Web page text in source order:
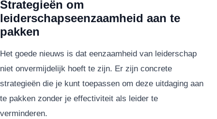
Strategieën om
leiderschapseenzaamheid aan te
pakken
Het goede nieuws is dat eenzaamheid van leiderschap
niet onvermijdelijk hoeft te zijn. Er zijn concrete
strategieën die je kunt toepassen om deze uitdaging aan
te pakken zonder je effectiviteit als leider te
verminderen.